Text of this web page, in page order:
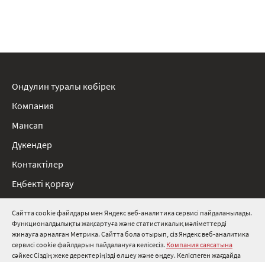
Сайтта cookie файлдары мен Яндекс веб-аналитика сервисі пайдаланылады.
Функционалдылықты жақсартуға және статистикалық мәліметтерді
жинауға арналған Метрика. Сайтта бола отырып, сіз Яндекс веб-аналитика
сервисі cookie файлдарын пайдалануға келісесіз. Компания саясатына
сәйкес Сіздің жеке деректеріңізді өлшеу және өңдеу. Келіспеген жағдайда
8 800 511 91 82
info@onduline.ru
Ондулин туралы көбірек
Компания
Мансап
Дүкендер
Контактілер
Еңбекті қорғау